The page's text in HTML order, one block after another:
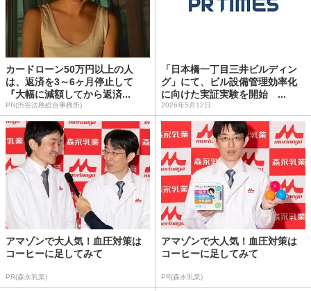
カードローン50万円以上の人
は、返済を3～6ヶ月停止して
『大幅に減額してから返済...
PR(渋谷法務総合事務所)
「日本橋一丁目三井ビルディン
グ」にて、ビル設備管理効率化
に向けた実証実験を開始 ...
2026年5月12日
アマゾンで大人気！血圧対策は
コーヒーに足してみて
PR(森永乳業)
アマゾンで大人気！血圧対策は
コーヒーに足してみて
PR(森永乳業)